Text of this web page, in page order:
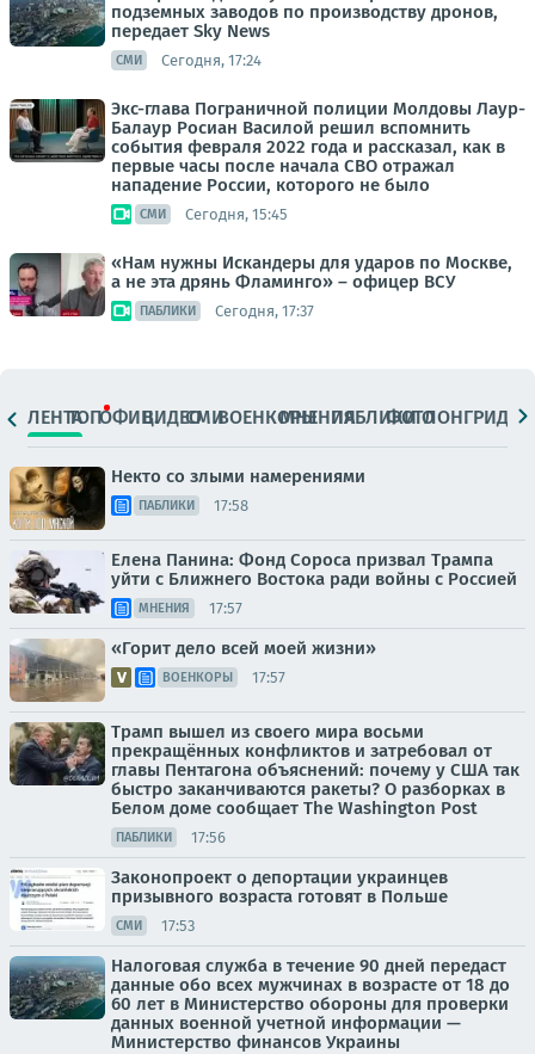
подземных заводов по производству дронов,
передает Sky News
СМИ Сегодня, 17:24
Экс-глава Пограничной полиции Молдовы Лаур-
Балаур Росиан Василой решил вспомнить
события февраля 2022 года и рассказал, как в
первые часы после начала СВО отражал
нападение России, которого не было
СМИ Сегодня, 15:45
«Нам нужны Искандеры для ударов по Москве,
а не эта дрянь Фламинго» – офицер ВСУ
ПАБЛИКИ Сегодня, 17:37
ЛЕНТАТОПОФИЦ.ВИДЕОСМИВОЕНКОРЫМНЕНИЯПАБЛИКИ
ФОТОЛОНГРИДЫ
Некто со злыми намерениями
ПАБЛИКИ 17:58
Елена Панина: Фонд Сороса призвал Трампа
уйти с Ближнего Востока ради войны с Россией
МНЕНИЯ 17:57
«Горит дело всей моей жизни»
ВОЕНКОРЫ 17:57
Трамп вышел из своего мира восьми
прекращённых конфликтов и затребовал от
главы Пентагона объяснений: почему у США так
быстро заканчиваются ракеты? О разборках в
Белом доме сообщает The Washington Post
ПАБЛИКИ 17:56
Законопроект о депортации украинцев
призывного возраста готовят в Польше
СМИ 17:53
Налоговая служба в течение 90 дней передаст
данные обо всех мужчинах в возрасте от 18 до
60 лет в Министерство обороны для проверки
данных военной учетной информации —
Министерство финансов Украины